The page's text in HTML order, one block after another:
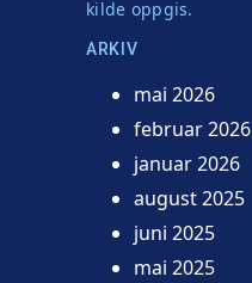
kilde oppgis.
ARKIV
mai 2026
februar 2026
januar 2026
august 2025
juni 2025
mai 2025